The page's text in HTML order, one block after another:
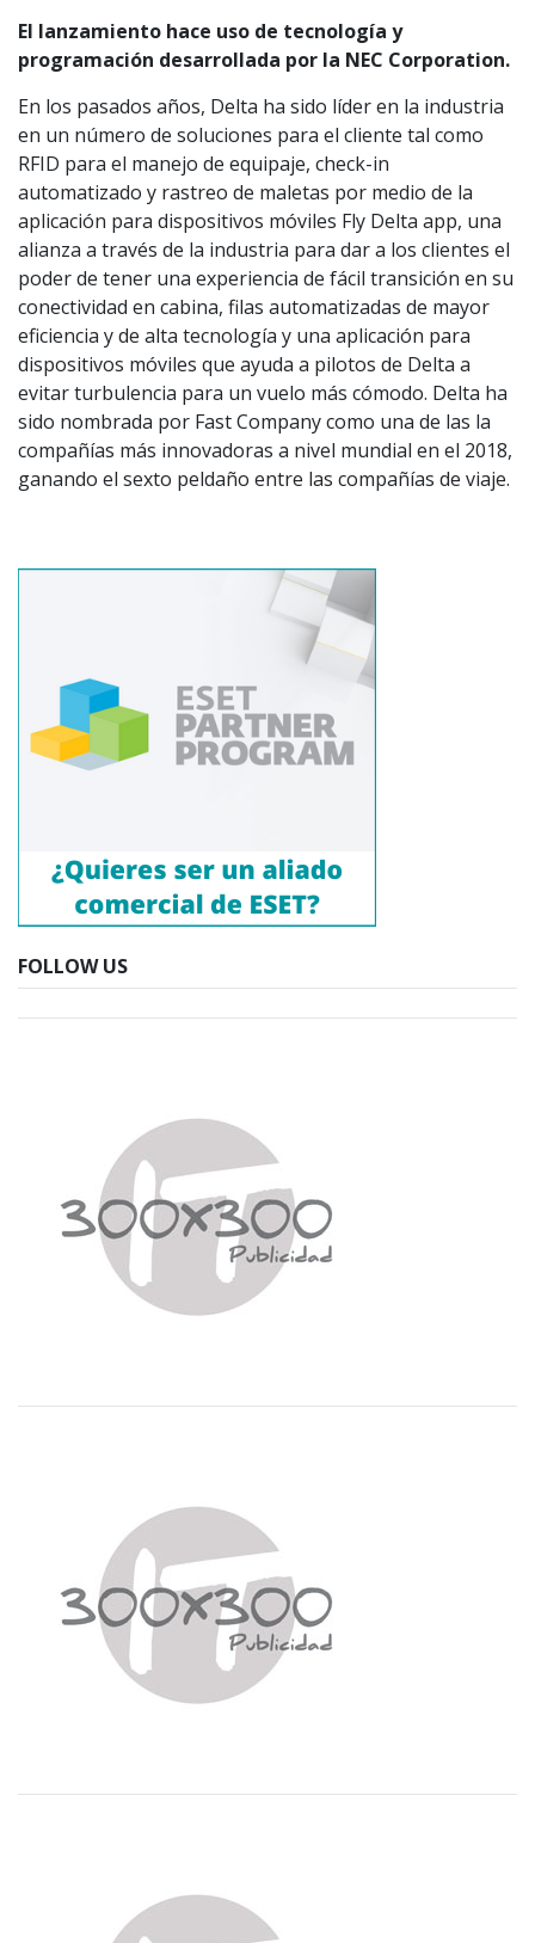
El lanzamiento hace uso de tecnología y
programación desarrollada por la NEC Corporation.
En los pasados años, Delta ha sido líder en la industria
en un número de soluciones para el cliente tal como
RFID para el manejo de equipaje, check-in
automatizado y rastreo de maletas por medio de la
aplicación para dispositivos móviles Fly Delta app, una
alianza a través de la industria para dar a los clientes el
poder de tener una experiencia de fácil transición en su
conectividad en cabina, filas automatizadas de mayor
eficiencia y de alta tecnología y una aplicación para
dispositivos móviles que ayuda a pilotos de Delta a
evitar turbulencia para un vuelo más cómodo. Delta ha
sido nombrada por Fast Company como una de las la
compañías más innovadoras a nivel mundial en el 2018,
ganando el sexto peldaño entre las compañías de viaje.
FOLLOW US